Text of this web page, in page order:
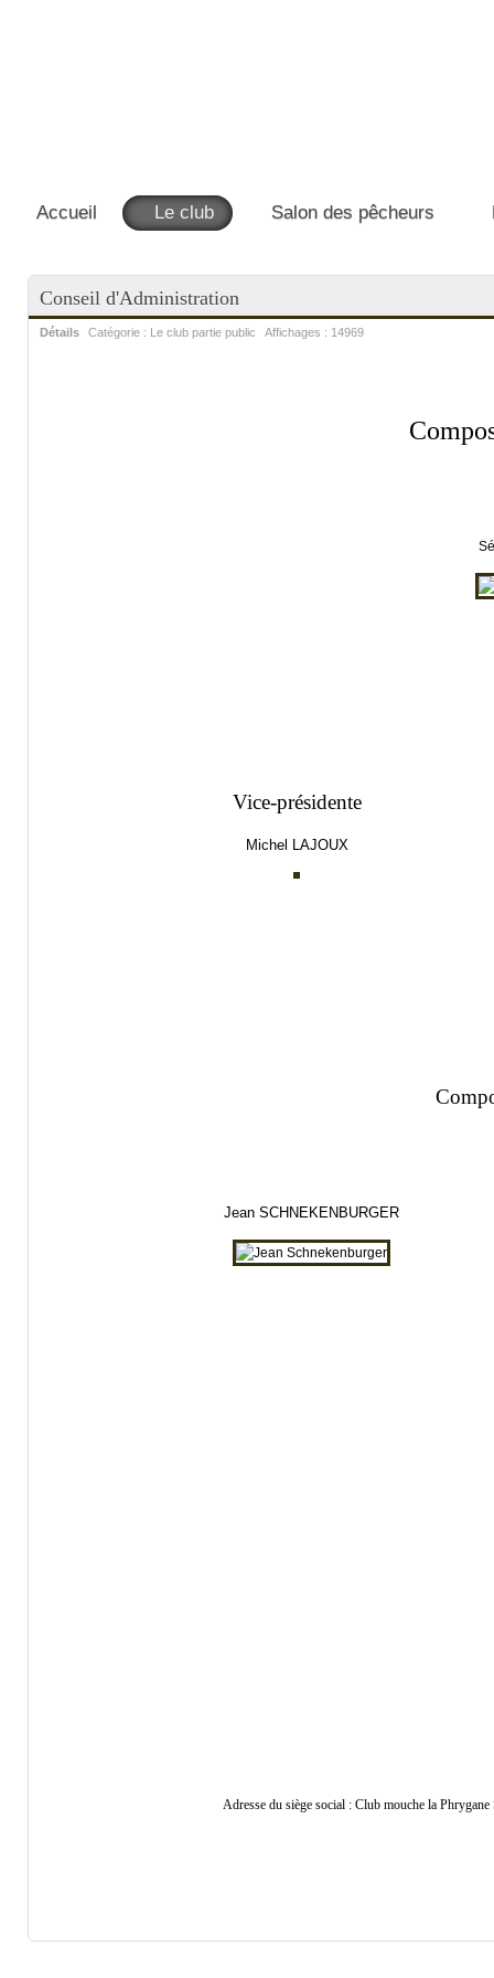
Accueil Le club Salon des pêcheurs
Conseil d'Administration
Détails Catégorie : Le club partie public Affichages : 14969
Vice-présidente
Michel LAJOUX
Jean SCHNEKENBURGER
Adresse du siège social : Club mouche la